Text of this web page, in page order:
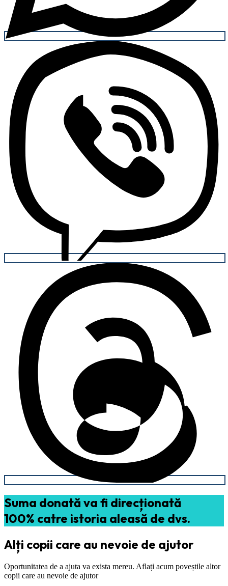
Suma donată va fi direcționată
100% catre istoria aleasă de dvs.
Alți copii care au nevoie de ajutor
Oportunitatea de a ajuta va exista mereu. Aflați acum poveștile altor
copii care au nevoie de ajutor